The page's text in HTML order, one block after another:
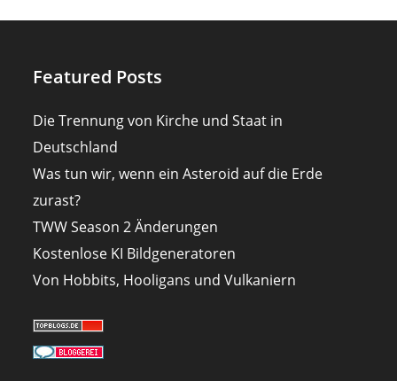
Featured Posts
Die Trennung von Kirche und Staat in
Deutschland
Was tun wir, wenn ein Asteroid auf die Erde
zurast?
TWW Season 2 Änderungen
Kostenlose KI Bildgeneratoren
Von Hobbits, Hooligans und Vulkaniern